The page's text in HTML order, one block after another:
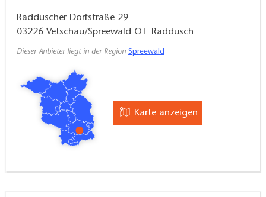
Radduscher Dorfstraße 29
03226 Vetschau/Spreewald OT Raddusch
Dieser Anbieter liegt in der Region Spreewald
Karte anzeigen